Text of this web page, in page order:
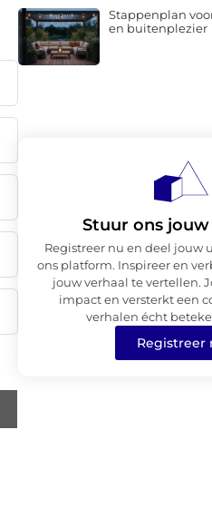
Stappenplan
en buitenplezier
Stuur ons jouw
Registreer nu en deel jouw
ons platform. Inspireer en
jouw verhaal te vertellen.
impact en versterkt een
verhalen écht
Registreer